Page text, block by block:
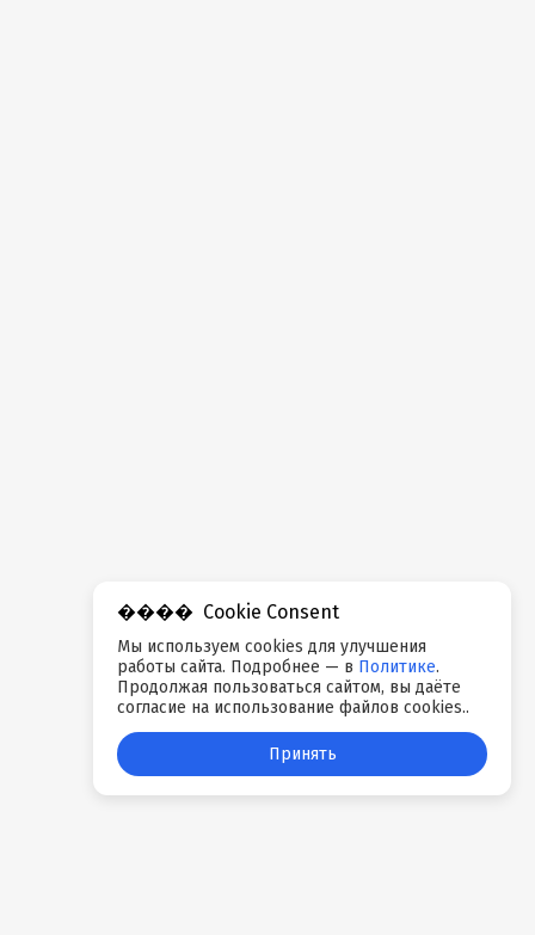
Cookie Consent
Мы используем cookies для улучшения
работы сайта. Подробнее — в Политике.
Продолжая пользоваться сайтом, вы даёте
согласие на использование файлов cookies..
Принять